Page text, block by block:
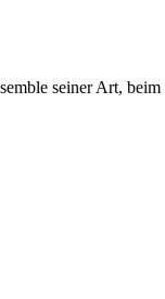
seiner Art,